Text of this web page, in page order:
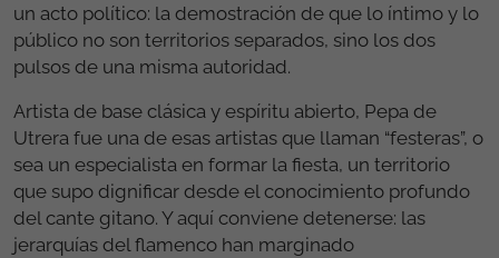
un acto político: la demostración de que lo íntimo y lo
público no son territorios separados, sino los dos
pulsos de una misma autoridad.
Artista de base clásica y espíritu abierto, Pepa de
Utrera fue una de esas artistas que llaman “festeras”, o
sea un especialista en formar la fiesta, un territorio
que supo dignificar desde el conocimiento profundo
del cante gitano. Y aquí conviene detenerse: las
jerarquías del flamenco han marginado